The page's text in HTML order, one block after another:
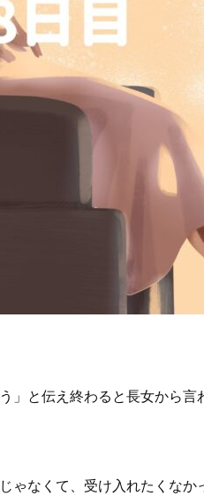
」と伝え終わると長女から言
ゃなくて、受け入れたくなか